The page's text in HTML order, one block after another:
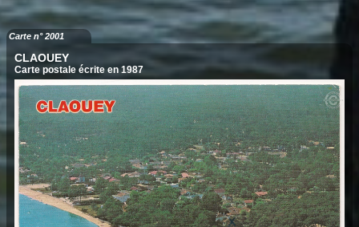
Carte n° 2001
CLAOUEY
Carte postale écrite en 1987